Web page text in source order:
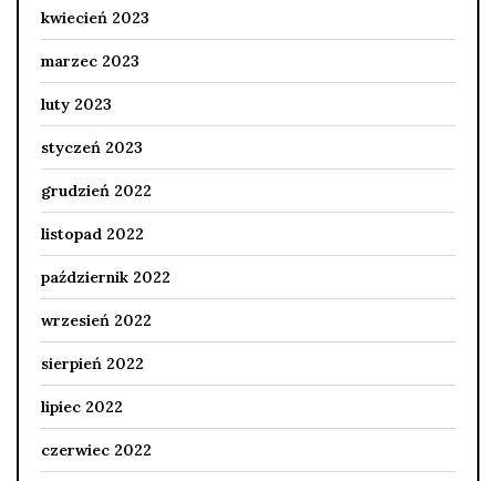
kwiecień 2023
marzec 2023
luty 2023
styczeń 2023
grudzień 2022
listopad 2022
październik 2022
wrzesień 2022
sierpień 2022
lipiec 2022
czerwiec 2022